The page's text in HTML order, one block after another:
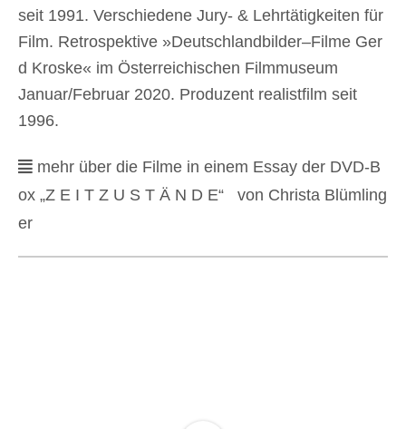
seit 1991. Verschiedene Jury- & Lehrtätigkeiten für
Film. Retrospektive »Deutschlandbilder–Filme Ger
d Kroske« im Österreichischen Filmmuseum
Januar/Februar 2020. Produzent realistfilm seit
1996.
mehr über die Filme in einem Essay der DVD-B
ox „Z E I T Z U S T Ä N D E“ von Christa Blümling
er